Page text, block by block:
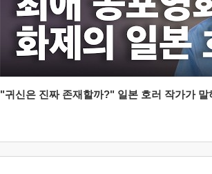
"귀신은 진짜 존재할까?" 일본 호러 작가가